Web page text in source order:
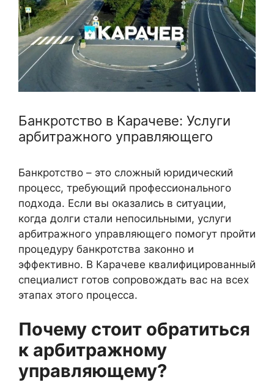
Банкротство в Карачеве: Услуги
арбитражного управляющего
Банкротство – это сложный юридический
процесс, требующий профессионального
подхода. Если вы оказались в ситуации,
когда долги стали непосильными, услуги
арбитражного управляющего помогут пройти
процедуру банкротства законно и
эффективно. В Карачеве квалифицированный
специалист готов сопровождать вас на всех
этапах этого процесса.
Почему стоит обратиться
к арбитражному
управляющему?